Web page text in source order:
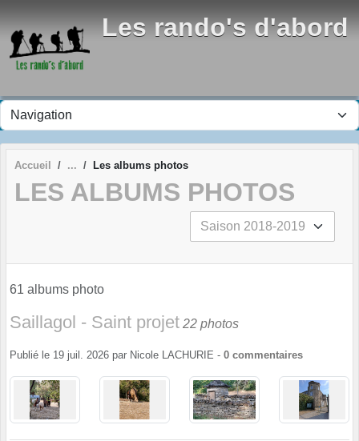
Les rando's d'abord
Accueil Les albums photos
LES ALBUMS PHOTOS
61 albums photo
Saillagol - Saint projet 22 photos
Publié le 19 juil. 2026 par Nicole LACHURIE - 0 commentaires